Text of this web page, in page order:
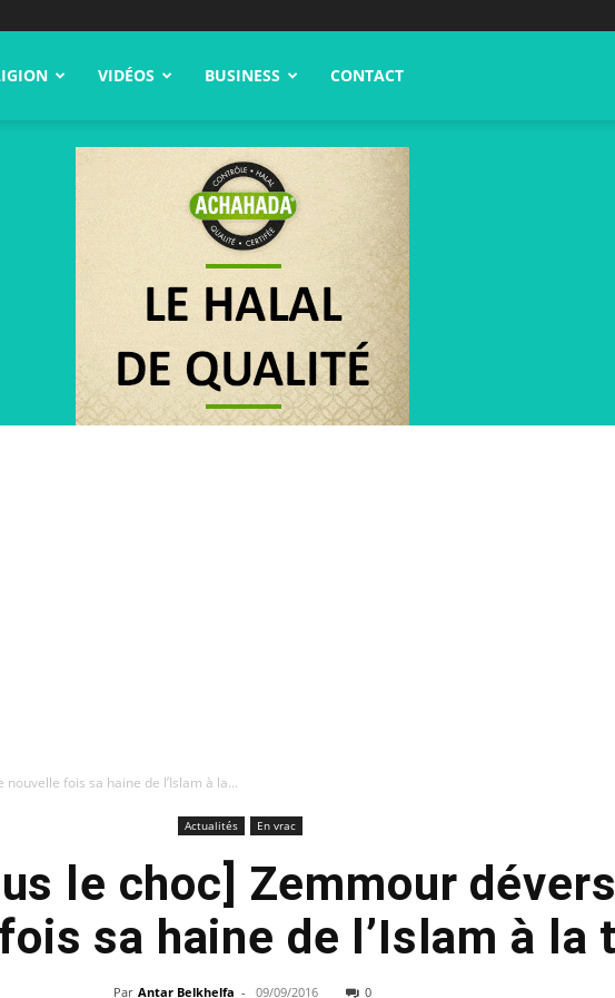
VIDÉOS BUSINESS CONTACT
fois sa haine de l’Islam à la...
Actualités En vrac
le choc] Zemmour
sa haine de l’Islam à la
Par Antar Belkhelfa - 09/09/2016 0